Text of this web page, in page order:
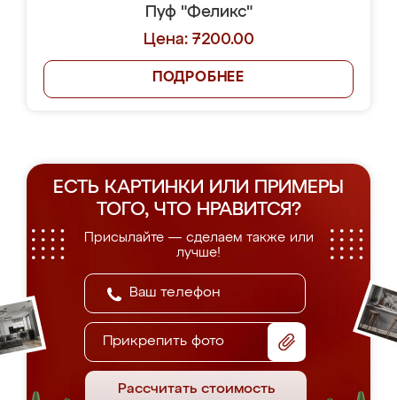
Пуф "Феликс"
Цена: 7200.00
ПОДРОБНЕЕ
ЕСТЬ КАРТИНКИ ИЛИ ПРИМЕРЫ
ТОГО, ЧТО НРАВИТСЯ?
Присылайте — сделаем также или
лучше!
Прикрепить фото
Рассчитать стоимость